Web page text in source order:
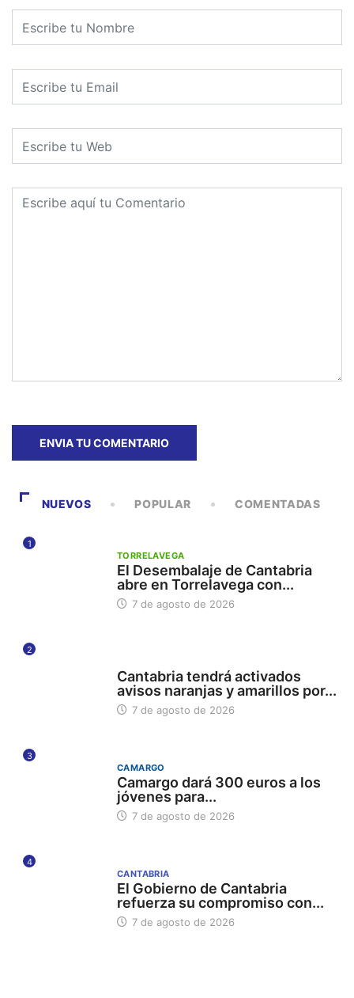
NUEVOS POPULAR COMENTADAS
1
TORRELAVEGA
El Desembalaje de Cantabria
abre en Torrelavega con...
7 de agosto de 2026
2
Cantabria tendrá activados
avisos naranjas y amarillos por...
7 de agosto de 2026
3
CAMARGO
Camargo dará 300 euros a los
jóvenes para...
7 de agosto de 2026
4
CANTABRIA
El Gobierno de Cantabria
refuerza su compromiso con...
7 de agosto de 2026